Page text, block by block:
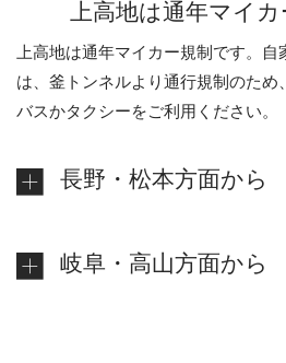
上高地は通年マイカ
上高地は通年マイカー規制です。自
は、釜トンネルより通行規制のため、
バスかタクシーをご利用ください。
長野・松本方面から
岐阜・高山方面から